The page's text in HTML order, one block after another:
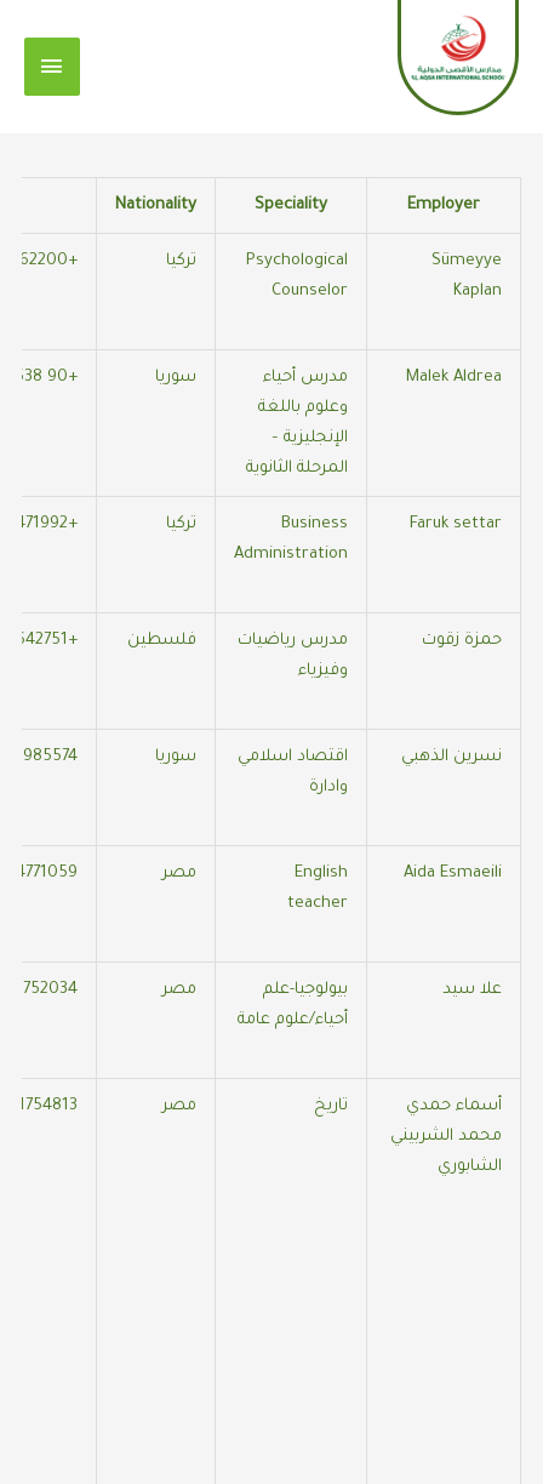
المحتوى
Employer
Speciality
Nationality
Sümeyye
Kaplan
Psychological
Counselor
تركيا +905313262200
Malek Aldrea
مدرس أحياء
وعلوم باللغة
الإنجليزية –
المرحلة الثانوية
سوريا +90 538 504 9149
Faruk settar
Business
Administration
تركيا +905551471992
حمزة زقوت
مدرس رياضيات
وفيزياء
فلسطين +905370642751
نسرين الذهبي
اقتصاد اسلامي
وادارة
سوريا
Aida Esmaeili
English
teacher
مصر
علا سيد
بيولوجيا-علم
أحياء/علوم عامة
مصر
أسماء حمدي
محمد الشربيني
الشابوري
تاريخ مصر